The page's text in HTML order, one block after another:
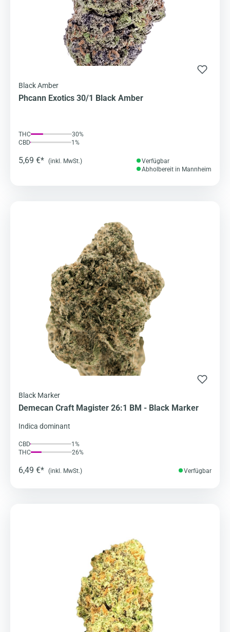
Black Amber
Phcann Exotics 30/1 Black Amber
THC
30%
CBD
1%
5,69 €* (inkl. MwSt.)
Verfügbar
Abholbereit in Mannheim
Black Marker
Demecan Craft Magister 26:1 BM - Black Marker
Indica dominant
CBD
1%
THC
26%
6,49 €* (inkl. MwSt.) Verfügbar